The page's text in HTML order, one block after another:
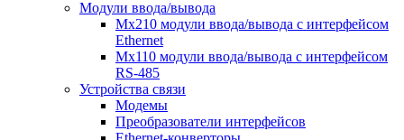
Модули ввода/вывода
Мх210 модули ввода/вывода с интерфейсом
Ethernet
Мх110 модули ввода/вывода с интерфейсом
RS-485
Устройства связи
Модемы
Преобразователи интерфейсов